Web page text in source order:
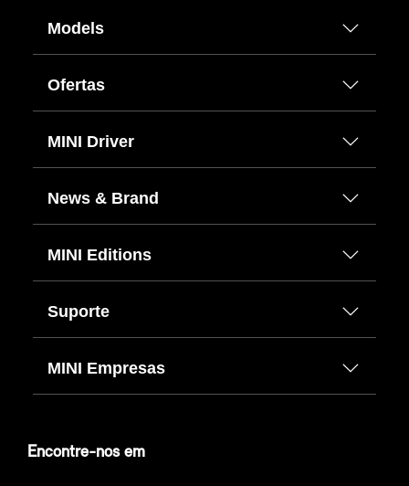
Models
Ofertas
MINI Driver
News & Brand
MINI Editions
Suporte
MINI Empresas
Encontre-nos em